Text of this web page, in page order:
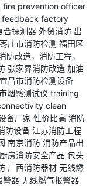
fire prevention officer
factory
合探测器 外贸消防 出
枣庄市消防检测 福田区
改造，消防工程，
张家界消防改造 加油
宜昌市消防检测设备
烟感测试仪 training
clean
备厂家 性价比高 消防
防设备 江苏消防工程
南京消防 消防产品出
房消防安全产品 包头
广西消防器材 无线燃
警器 无线燃气报警器